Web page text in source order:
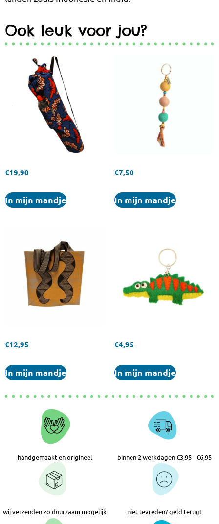
Ook leuk voor jou?
€19,90
In mijn mandje
€7,50
In mijn mandje
€12,95
In mijn mandje
€4,95
In mijn mandje
handgemaakt en origineel binnen 2 werkdagen €3,95 - €6,95
wij verzenden zo duurzaam mogelijk niet tevreden? geld terug!